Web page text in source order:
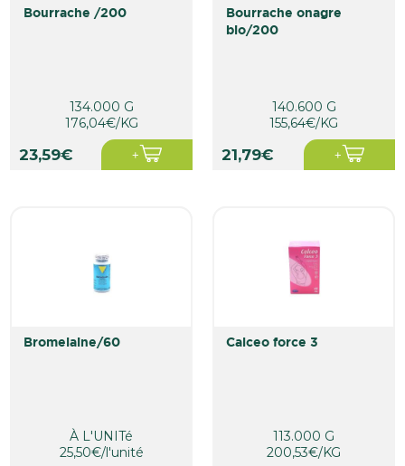
bourrache /200
134.000 G
176,04€/KG
23,59€
bourrache onagre
bio/200
140.600 G
155,64€/KG
21,79€
bromelaine/60
À L'UNITé
25,50€/l'unité
calceo force 3
113.000 G
200,53€/KG